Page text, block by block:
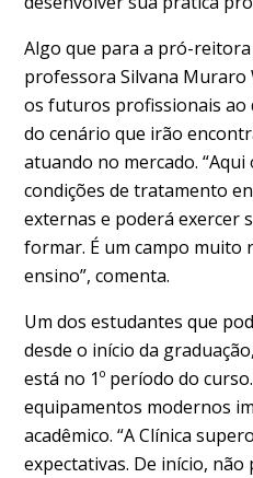
Algo que para a pró-reitora
professora Silvana Muraro
os futuros profissionais ao
do cenário que irão
atuando no mercado.
condições de tratamento
externas e poderá exercer
formar. É um campo muito
ensino”, comenta.
Um dos estudantes que
desde o início da
está no 1º período do
equipamentos modernos
acadêmico. “A Clínica
expectativas. De início, não